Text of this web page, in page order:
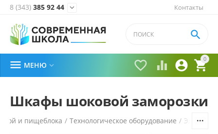
Контакты
8 (343) 385 92 44 
0


 

 МЕНЮ 
Шкафы шоковой заморозки
и пищеблока / Технологическое оборудование /